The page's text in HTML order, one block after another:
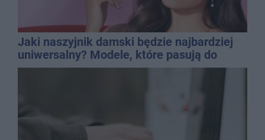
Jaki naszyjnik damski będzie najbardziej
uniwersalny? Modele, które pasują do
wielu stylizacji